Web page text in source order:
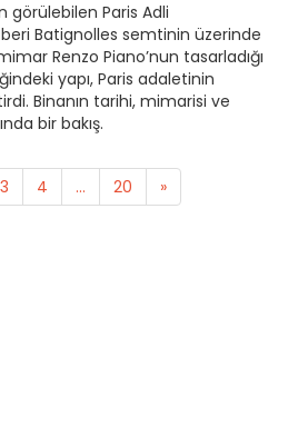
Paris Adli
beri Batignolles semtinin üzerinde
Renzo Piano’nun tasarladığı
yapı, Paris adaletinin
Binanın tarihi, mimarisi ve
bir bakış.
3 4 ... 20 »